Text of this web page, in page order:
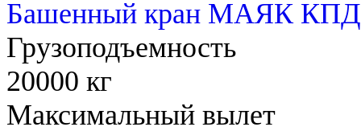
Башенный кран МАЯК КПД
Грузоподъемность
20000 кг
Максимальный вылет